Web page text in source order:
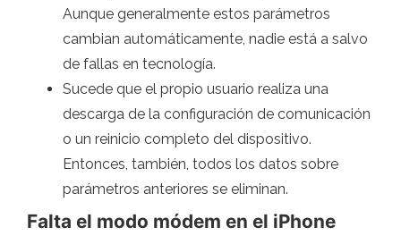
Aunque generalmente estos parámetros
cambian automáticamente, nadie está a salvo
de fallas en tecnología.
Sucede que el propio usuario realiza una
descarga de la configuración de comunicación
o un reinicio completo del dispositivo.
Entonces, también, todos los datos sobre
parámetros anteriores se eliminan.
Falta el modo módem en el iPhone